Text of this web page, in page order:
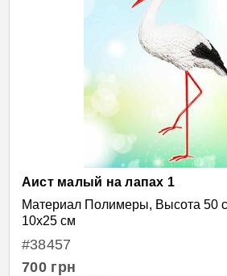
Аист малый на лапах 1
Материал Полимеры, Высота 50
10х25 см
#38457
700 грн